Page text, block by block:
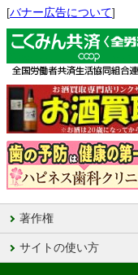
[バナー広告について]
著作権
サイトの使い方